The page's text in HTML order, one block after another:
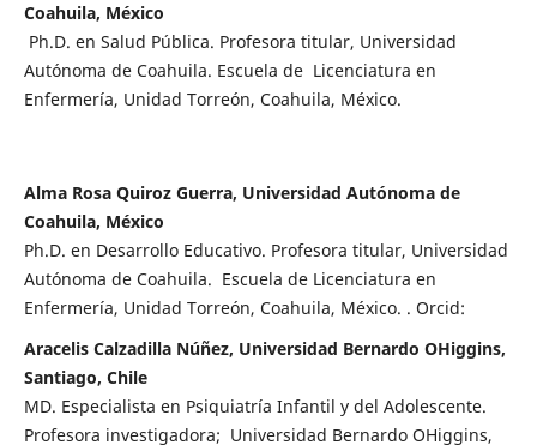
Coahuila, México
Ph.D. en Salud Pública. Profesora titular, Universidad
Autónoma de Coahuila. Escuela de Licenciatura en
Enfermería, Unidad Torreón, Coahuila, México.
Alma Rosa Quiroz Guerra, Universidad Autónoma de
Coahuila, México
Ph.D. en Desarrollo Educativo. Profesora titular, Universidad
Autónoma de Coahuila. Escuela de Licenciatura en
Enfermería, Unidad Torreón, Coahuila, México. . Orcid:
Aracelis Calzadilla Núñez, Universidad Bernardo OHiggins,
Santiago, Chile
MD. Especialista en Psiquiatría Infantil y del Adolescente.
Profesora investigadora; Universidad Bernardo OHiggins,